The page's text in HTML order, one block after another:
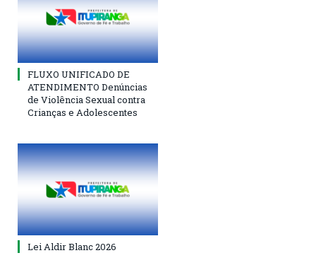
FLUXO UNIFICADO DE
ATENDIMENTO Denúncias
de Violência Sexual contra
Crianças e Adolescentes
Lei Aldir Blanc 2026